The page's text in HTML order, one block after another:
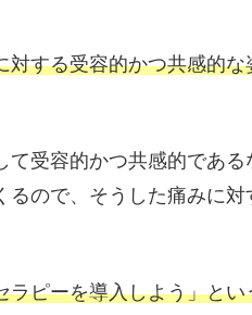
対する受容的かつ共感的
て受容的かつ共感的であ
るので、そうした痛みに
ラピーを導入しよう」と